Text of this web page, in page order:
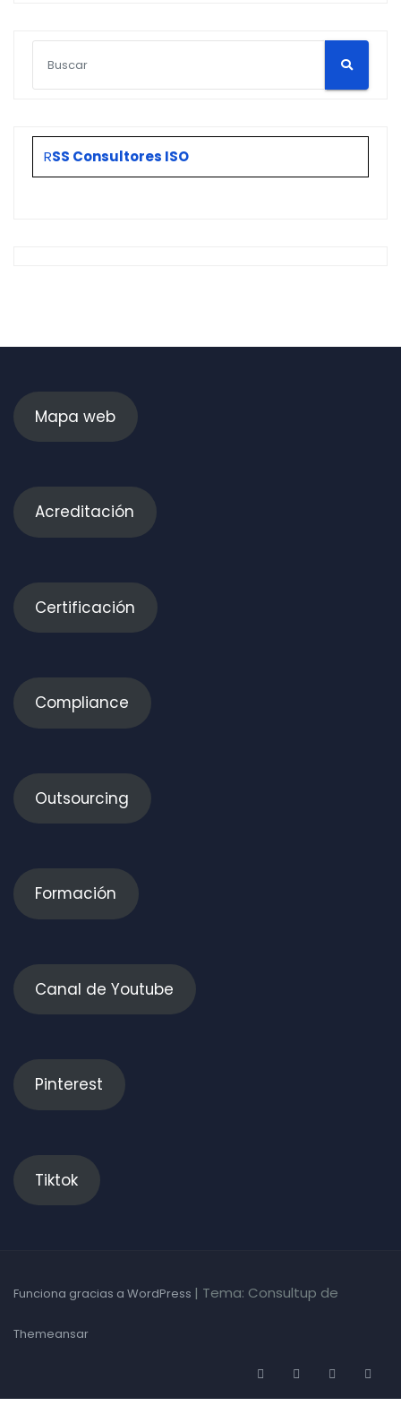
RSS Consultores ISO
Mapa web
Acreditación
Certificación
Compliance
Outsourcing
Formación
Canal de Youtube
Pinterest
Tiktok
Funciona gracias a WordPress | Tema: Consultup de
Themeansar